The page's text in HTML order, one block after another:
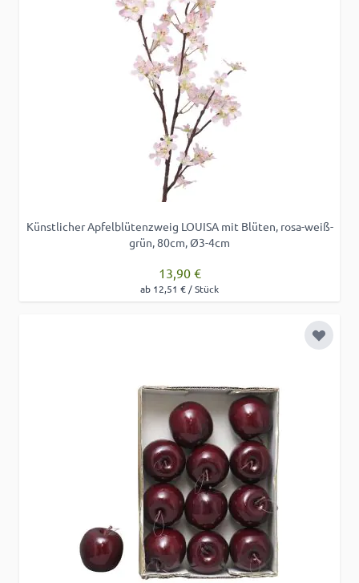
Künstlicher Apfelblütenzweig LOUISA mit Blüten, rosa-weiß-
grün, 80cm, Ø3-4cm
13,90 €
ab 12,51 € / Stück
Zur